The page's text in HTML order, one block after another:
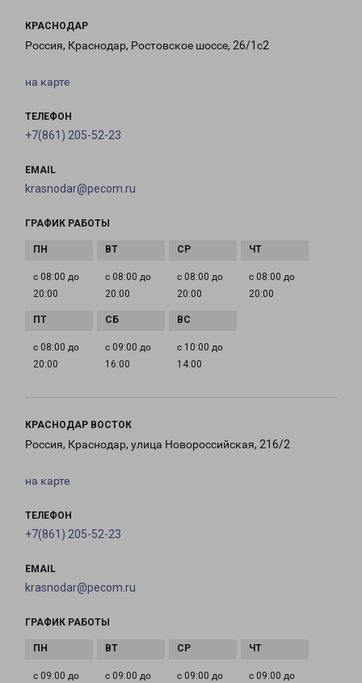
КРАСНОДАР
Россия, Краснодар, Ростовское шоссе, 26/1с2
на карте
ТЕЛЕФОН
+7(861) 205-52-23
EMAIL
krasnodar@pecom.ru
ГРАФИК РАБОТЫ
с 08:00 до
20:00
с 08:00 до
20:00
с 08:00 до
20:00
с 08:00 до
20:00
с 08:00 до
20:00
с 09:00 до
16:00
с 10:00 до
14:00
КРАСНОДАР ВОСТОК
Россия, Краснодар, улица Новороссийская, 216/2
на карте
ТЕЛЕФОН
+7(861) 205-52-23
EMAIL
krasnodar@pecom.ru
ГРАФИК РАБОТЫ
с 09:00 до
с 09:00 до
с 09:00 до
с 09:00 до